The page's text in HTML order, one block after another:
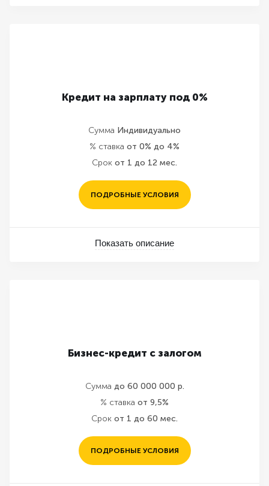
Кредит на зарплату под 0%
Сумма Индивидуально
% ставка от 0% до 4%
Срок от 1 до 12 мес.
ПОДРОБНЫЕ УСЛОВИЯ
Показать описание
Бизнес-кредит с залогом
Сумма до 60 000 000 р.
% ставка от 9,5%
Срок от 1 до 60 мес.
ПОДРОБНЫЕ УСЛОВИЯ